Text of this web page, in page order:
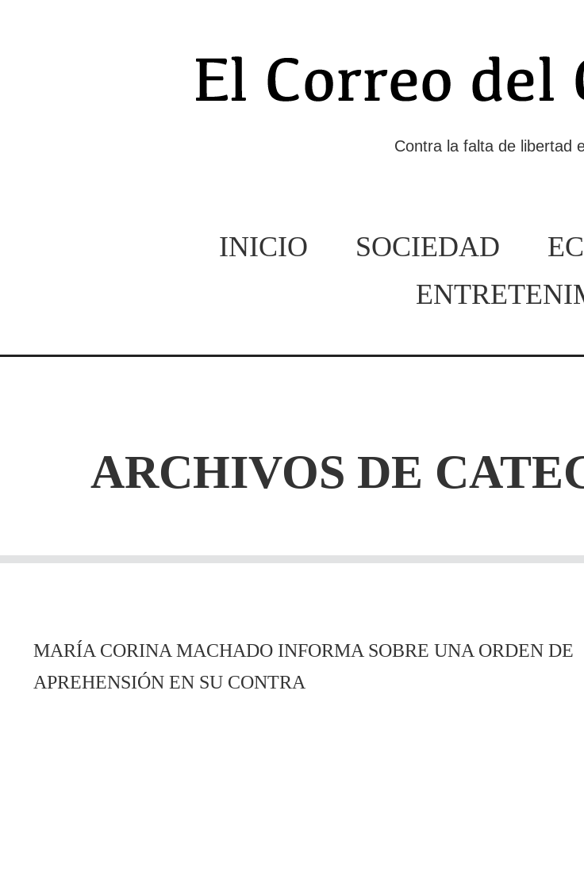
Contra la falta de libertad
INICIO SOCIEDAD
ARCHIVOS DE
MARÍA CORINA MACHADO INFORMA SOBRE UNA ORDEN DE
APREHENSIÓN EN SU CONTRA